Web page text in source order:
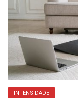
INTENSIDADE